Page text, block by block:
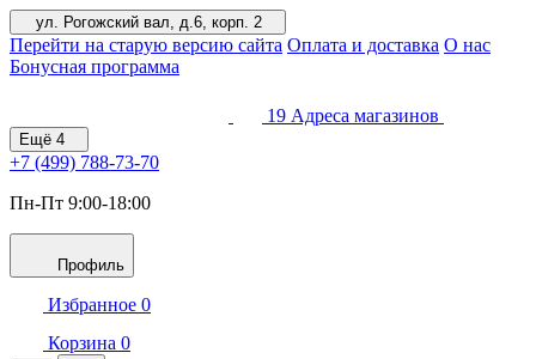
ул. Рогожский вал, д.6, корп. 2
Перейти на старую версию сайта Оплата и доставка О нас
Бонусная программа
19 Адреса магазинов
Ещё 4
+7 (499) 788-73-70
Пн-Пт 9:00-18:00
Профиль
Избранное 0
Корзина 0